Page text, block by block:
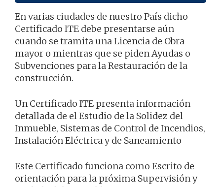
En varias ciudades de nuestro País dicho
Certificado ITE debe presentarse aún
cuando se tramita una Licencia de Obra
mayor o mientras que se piden Ayudas o
Subvenciones para la Restauración de la
construcción.
Un Certificado ITE presenta información
detallada de el Estudio de la Solidez del
Inmueble, Sistemas de Control de Incendios,
Instalación Eléctrica y de Saneamiento
Este Certificado funciona como Escrito de
orientación para la próxima Supervisión y